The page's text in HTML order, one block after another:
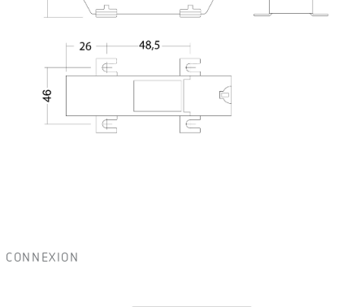
CONNEXION